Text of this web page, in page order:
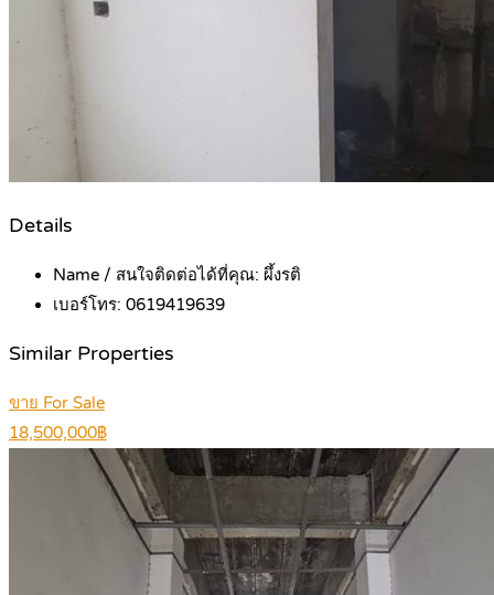
Details
Name / สนใจติดต่อได้ที่คุณ: ผึ้งรติ
เบอร์โทร: 0619419639
Similar Properties
ขาย For Sale
18,500,000฿